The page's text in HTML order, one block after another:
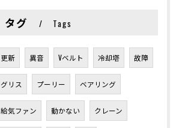
タグ Tags
更新 異音 Vベルト 冷却塔 故障
グリス プーリー ベアリング
給気ファン 動かない クレーン